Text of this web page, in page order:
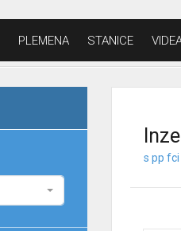
PLEMENA STANICE
s pp